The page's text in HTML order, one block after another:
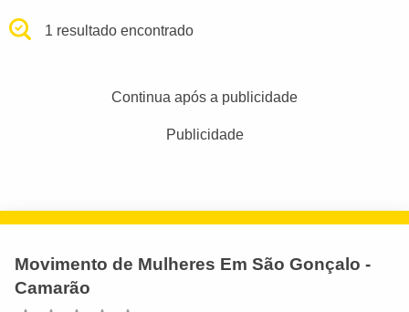
1 resultado encontrado
Continua após a publicidade
Publicidade
Movimento de Mulheres Em São Gonçalo -
Camarão